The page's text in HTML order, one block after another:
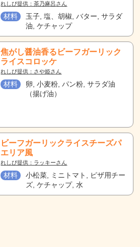
れしぴ提供：茶乃麻呂さん
材料
玉子, 塩、胡椒, バター, サラダ
油, ケチャップ
焦がし醤油香るビーフガーリック
ライスコロッケ
れしぴ提供：さや姫さん
材料
卵, 小麦粉, パン粉, サラダ油
（揚げ油）
ビーフガーリックライスチーズパ
エリア風
れしぴ提供：ラッキーさん
材料
小松菜, ミニトマト, ピザ用チー
ズ, ケチャップ, 水